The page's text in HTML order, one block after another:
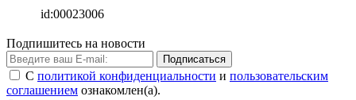
id:00023006
Подпишитесь на новости
Подписаться
С политикой конфиденциальности и пользовательским
соглашением ознакомлен(а).